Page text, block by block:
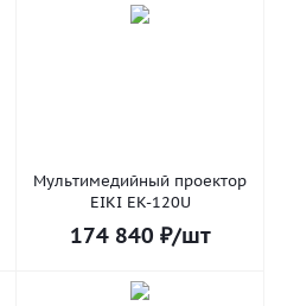
Мультимедийный проектор
EIKI EK-120U
174 840 ₽/шт